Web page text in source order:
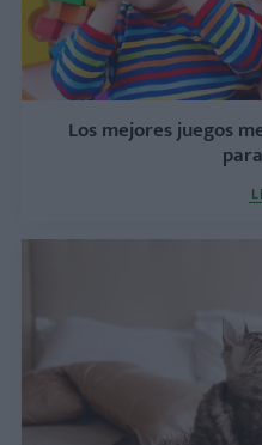
Los mejores juegos